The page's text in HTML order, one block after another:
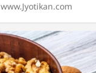
www.Jyotikan.com